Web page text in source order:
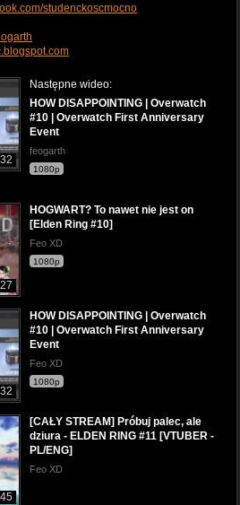
studenckoscmocno
Następne wideo:
HOW DISAPPOINTING | Overwatch
#10 | Overwatch First Anniversary
Event
feogarth
1080p
HOGWART? To nawet nie jest on
[Elden Ring #10]
Feo XD
1080p
HOW DISAPPOINTING | Overwatch
#10 | Overwatch First Anniversary
Event
Feo XD
1080p
[CAŁY STREAM] Próbuj palec, ale
dziura - ELDEN RING #11 [VTUBER -
PL/ENG]
Feo XD